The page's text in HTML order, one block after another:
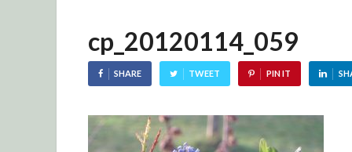
cp_20120114_059
SHARE TWEET PIN IT